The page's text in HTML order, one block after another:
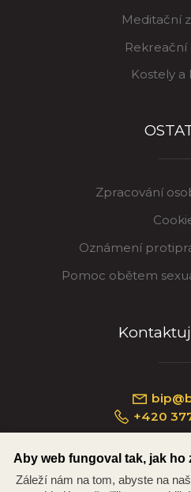
Meditační
Rekreační
Kostely a
Zpracování
Oznámení
Pomoc obětem
+420
Aby web fungoval tak, jak ho
Záleží nám na tom, abyste na